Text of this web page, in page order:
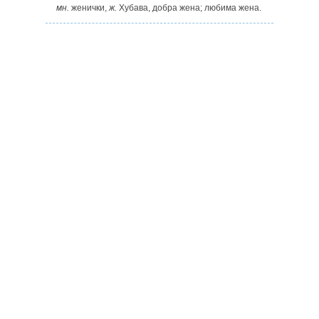
мн. женички,ж. Хубава, добра жена; любима жена.